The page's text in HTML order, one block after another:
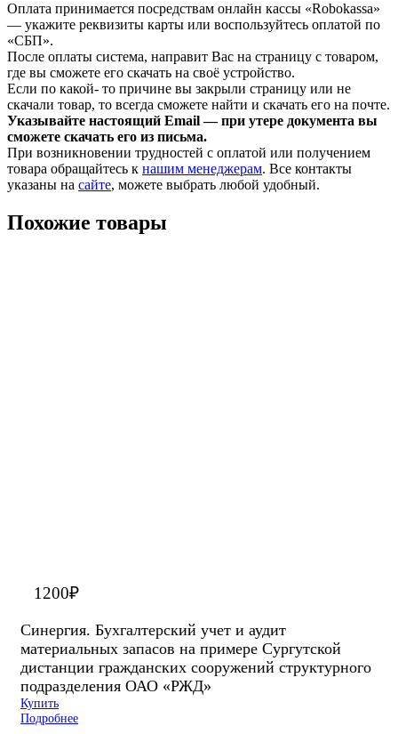
Оплата принимается посредствам онлайн кассы «Robokassa»
— укажите реквизиты карты или воспользуйтесь оплатой по
«СБП».
После оплаты система, направит Вас на страницу с товаром,
где вы сможете его скачать на своё устройство.
Если по какой- то причине вы закрыли страницу или не
скачали товар, то всегда сможете найти и скачать его на почте.
Указывайте настоящий Email — при утере документа вы
сможете скачать его из письма.
При возникновении трудностей с оплатой или получением
товара обращайтесь к нашим менеджерам. Все контакты
указаны на сайте, можете выбрать любой удобный.
Похожие товары
1200₽
Синергия. Бухгалтерский учет и аудит
материальных запасов на примере Сургутской
дистанции гражданских сооружений структурного
подразделения ОАО «РЖД»
Купить
Подробнее